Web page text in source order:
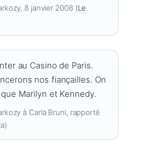
8 janvier 2008 (Le
au Casino de Paris.
nos fiançailles. On
Marilyn et Kennedy.
à Carla Bruni, rapporté